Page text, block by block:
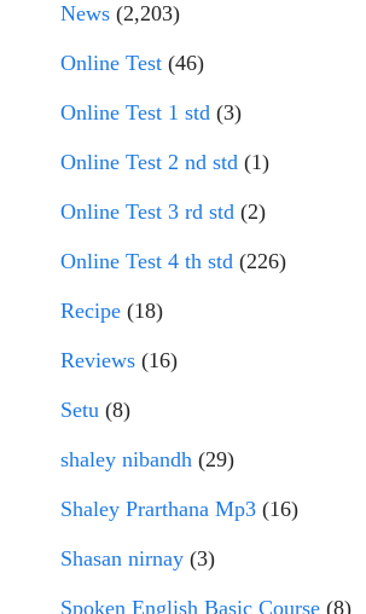
News (2,203)
Online Test (46)
Online Test 1 std (3)
Online Test 2 nd std (1)
Online Test 3 rd std (2)
Online Test 4 th std (226)
Recipe (18)
Reviews (16)
Setu (8)
shaley nibandh (29)
Shaley Prarthana Mp3 (16)
Shasan nirnay (3)
Spoken English Basic Course (8)